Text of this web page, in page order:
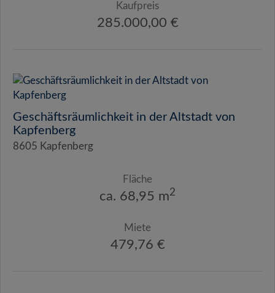
Kaufpreis
285.000,00 €
Geschäftsräumlichkeit in der Altstadt von
Kapfenberg
8605 Kapfenberg
Fläche
ca. 68,95 m2
Miete
479,76 €